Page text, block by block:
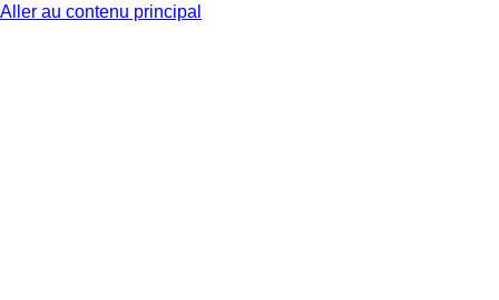
Aller au contenu principal